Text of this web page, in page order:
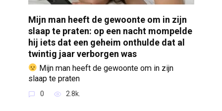
Mijn man heeft de gewoonte om in zijn
slaap te praten: op een nacht mompelde
hij iets dat een geheim onthulde dat al
twintig jaar verborgen was
Mijn man heeft de gewoonte om in zijn
slaap te praten
0 2.8k.